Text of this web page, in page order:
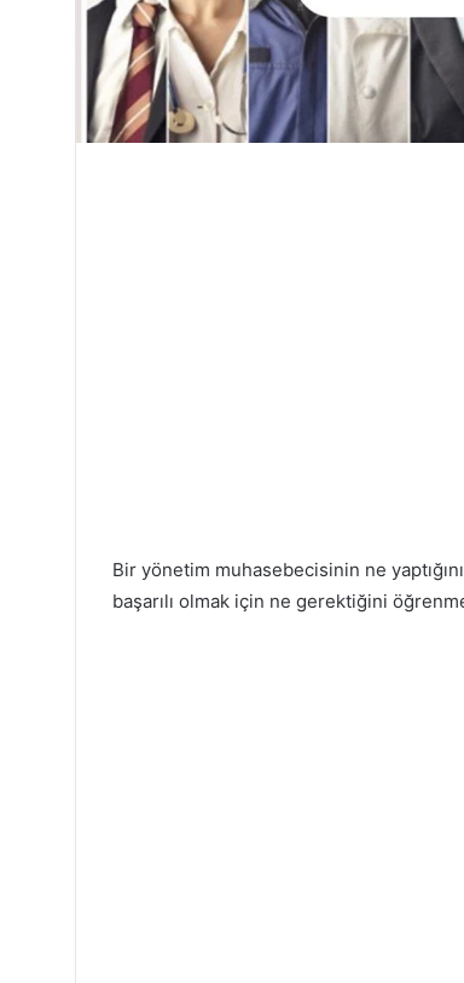
Bir yönetim muhasebecisinin ne
başarılı olmak için ne gerektiğini